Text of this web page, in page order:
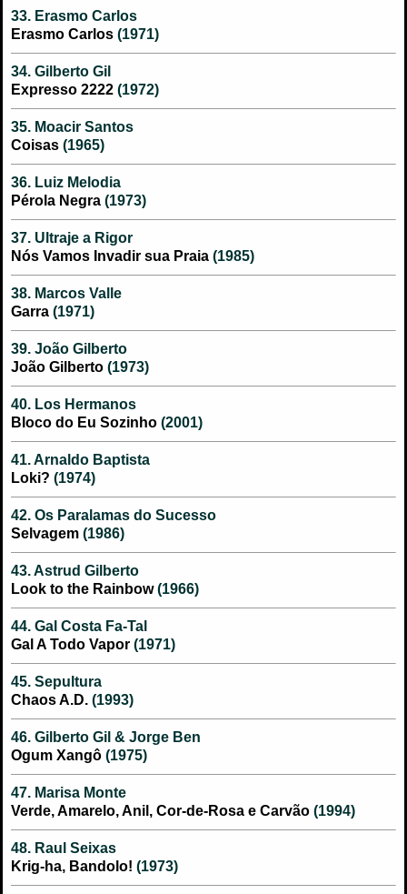
33. Erasmo Carlos
Erasmo Carlos (1971)
34. Gilberto Gil
Expresso 2222 (1972)
35. Moacir Santos
Coisas (1965)
36. Luiz Melodia
Pérola Negra (1973)
37. Ultraje a Rigor
Nós Vamos Invadir sua Praia (1985)
38. Marcos Valle
Garra (1971)
39. João Gilberto
João Gilberto (1973)
40. Los Hermanos
Bloco do Eu Sozinho (2001)
41. Arnaldo Baptista
Loki? (1974)
42. Os Paralamas do Sucesso
Selvagem (1986)
43. Astrud Gilberto
Look to the Rainbow(1966)
44. Gal Costa Fa-Tal
Gal A Todo Vapor (1971)
45. Sepultura
Chaos A.D. (1993)
46. Gilberto Gil & Jorge Ben
Ogum Xangô (1975)
47. Marisa Monte
Verde, Amarelo, Anil, Cor-de-Rosa e Carvão (1994)
48. Raul Seixas
Krig-ha, Bandolo! (1973)